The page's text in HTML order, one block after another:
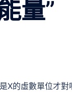
量”
X的虛數單位才對